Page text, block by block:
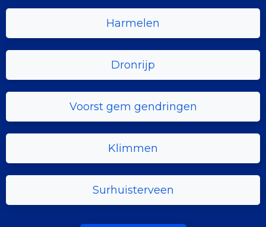
Harmelen
Dronrijp
Voorst gem gendringen
Klimmen
Surhuisterveen